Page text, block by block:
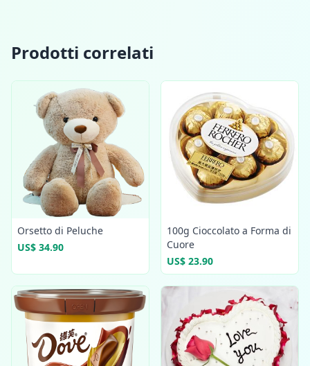
Prodotti correlati
Orsetto di Peluche
US$ 34.90
100g Cioccolato a Forma di
Cuore
US$ 23.90